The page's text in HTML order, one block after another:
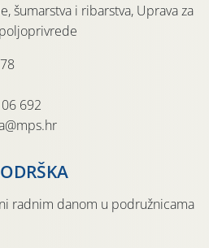
šumarstva i ribarstva, Uprava za
692
radnim danom u podružnicama